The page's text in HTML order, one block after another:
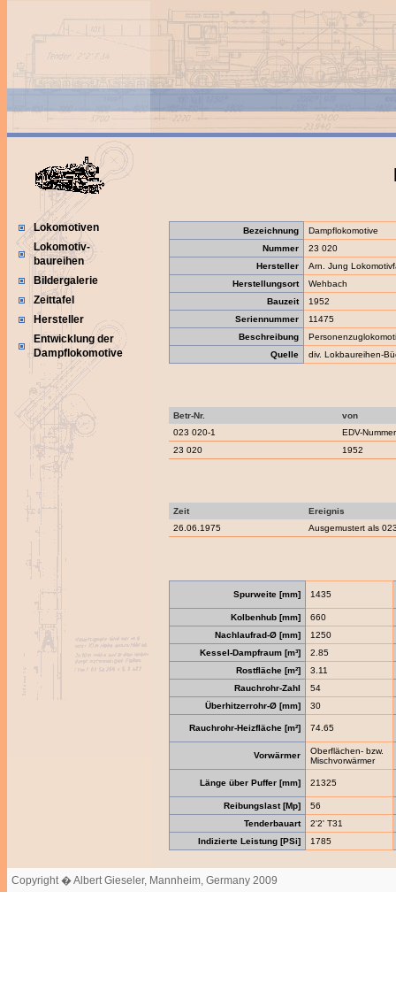
Lokomotiven
Lokomotiv-
baureihen
Bildergalerie
Zeittafel
Hersteller
Entwicklung der
Dampflokomotive
Bezeichnung
Dampflokomotive
Nummer
23 020
Hersteller
Arn. Jung
Herstellungsort
Wehbach
Bauzeit
1952
Seriennummer
11475
Beschreibung
Quelle
div. Lokbaureihen-
Betr-Nr.
von
023 020-1
EDV-
23 020
1952
Zeit
Ereignis
26.06.1975
Ausgemustert als
Spurweite [mm] 1435
Kolbenhub [mm]
660
Nachlaufrad-Ø [mm]
1250
Kessel-Dampfraum [m³]
2.85
Rostfläche [m²]
3.11
Rauchrohr-Zahl
54
Überhitzerrohr-Ø [mm]
30
Rauchrohr-Heizfläche [m²] 74.65
Vorwärmer
Oberflächen- bzw.
Mischvorwärmer
Länge über Puffer [mm] 21325
Reibungslast [Mp]
56
Tenderbauart
2'2' T31
Indizierte Leistung [PSi]
1785
Copyright � Albert Gieseler, Mannheim, Germany 2009